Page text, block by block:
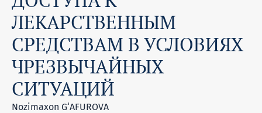
ЛЕКАРСТВЕННЫМ
СРЕДСТВАМ В УСЛОВИЯХ
ЧРЕЗВЫЧАЙНЫХ
СИТУАЦИЙ
Nozimaxon G‘AFUROVA